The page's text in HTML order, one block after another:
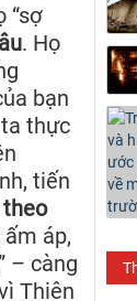
“sợ
. Họ
bạn
thực
tiến
theo
áp,
– càng
Thiên